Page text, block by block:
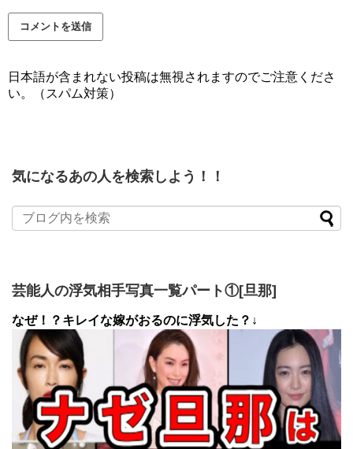
日本語が含まれない投稿は無視されますのでご注意くださ
い。（スパム対策）
気になるあの人を検索しよう！！
芸能人の浮気相手写真一覧パート①[旦那]
なぜ！？キレイな嫁がおるのに浮気した？↓